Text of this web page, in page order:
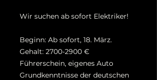
Wir suchen ab sofort Elektriker!
Beginn: Ab sofort, 18. März.
Gehalt: 2700-2900 €
Führerschein, eigenes Auto
Grundkenntnisse der deutschen